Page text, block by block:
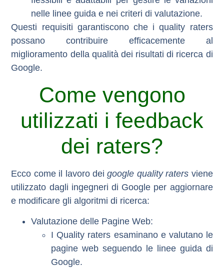
nelle linee guida e nei criteri di valutazione.
Questi requisiti garantiscono che i quality raters
possano contribuire efficacemente al
miglioramento della qualità dei risultati di ricerca di
Google.
Come vengono
utilizzati i feedback
dei raters?
Ecco come il lavoro deigoogle quality raters viene
utilizzato dagli ingegneri di Google per aggiornare
e modificare gli algoritmi di ricerca:
Valutazione delle Pagine Web:
I Quality raters esaminano e valutano le
pagine web seguendo le linee guida di
Google.